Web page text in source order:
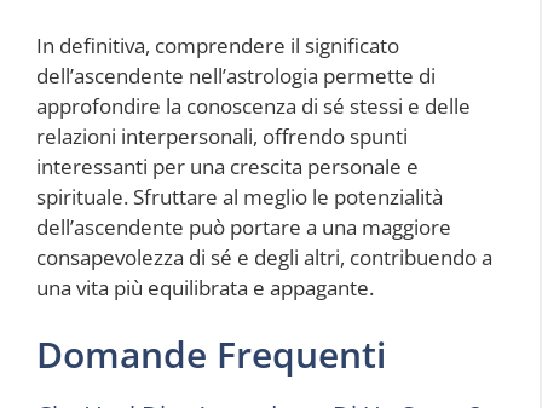
In definitiva, comprendere il significato
dell’ascendente nell’astrologia permette di
approfondire la conoscenza di sé stessi e delle
relazioni interpersonali, offrendo spunti
interessanti per una crescita personale e
spirituale. Sfruttare al meglio le potenzialità
dell’ascendente può portare a una maggiore
consapevolezza di sé e degli altri, contribuendo a
una vita più equilibrata e appagante.
Domande Frequenti